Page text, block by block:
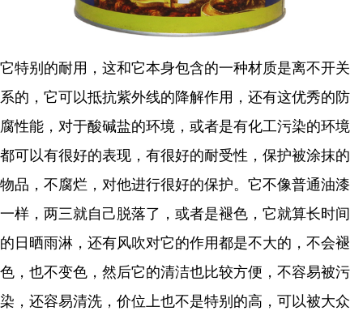
它特别的耐用，这和它本身包含的一种材质是离不开关
系的，它可以抵抗紫外线的降解作用，还有这优秀的防
腐性能，对于酸碱盐的环境，或者是有化工污染的环境
都可以有很好的表现，有很好的耐受性，保护被涂抹的
物品，不腐烂，对他进行很好的保护。它不像普通油漆
一样，两三就自己脱落了，或者是褪色，它就算长时间
的日晒雨淋，还有风吹对它的作用都是不大的，不会褪
色，也不变色，然后它的清洁也比较方便，不容易被污
染，还容易清洗，价位上也不是特别的高，可以被大众